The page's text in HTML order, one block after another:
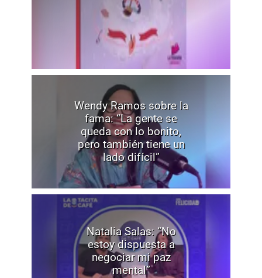
Wendy Ramos sobre la
fama: “La gente se
queda con lo bonito,
pero también tiene un
lado difícil”
Natalia Salas: “No
estoy dispuesta a
negociar mi paz
mental”